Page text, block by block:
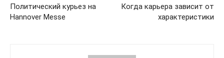
Политический курьез на
Hannover Messe
Когда карьера зависит от
характеристики